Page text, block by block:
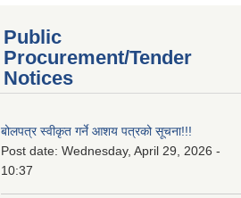
Public
Procurement/Tender
Notices
बोलपत्र स्वीकृत गर्ने आशय पत्रको सूचना!!!
Post date: Wednesday, April 29, 2026 -
10:37